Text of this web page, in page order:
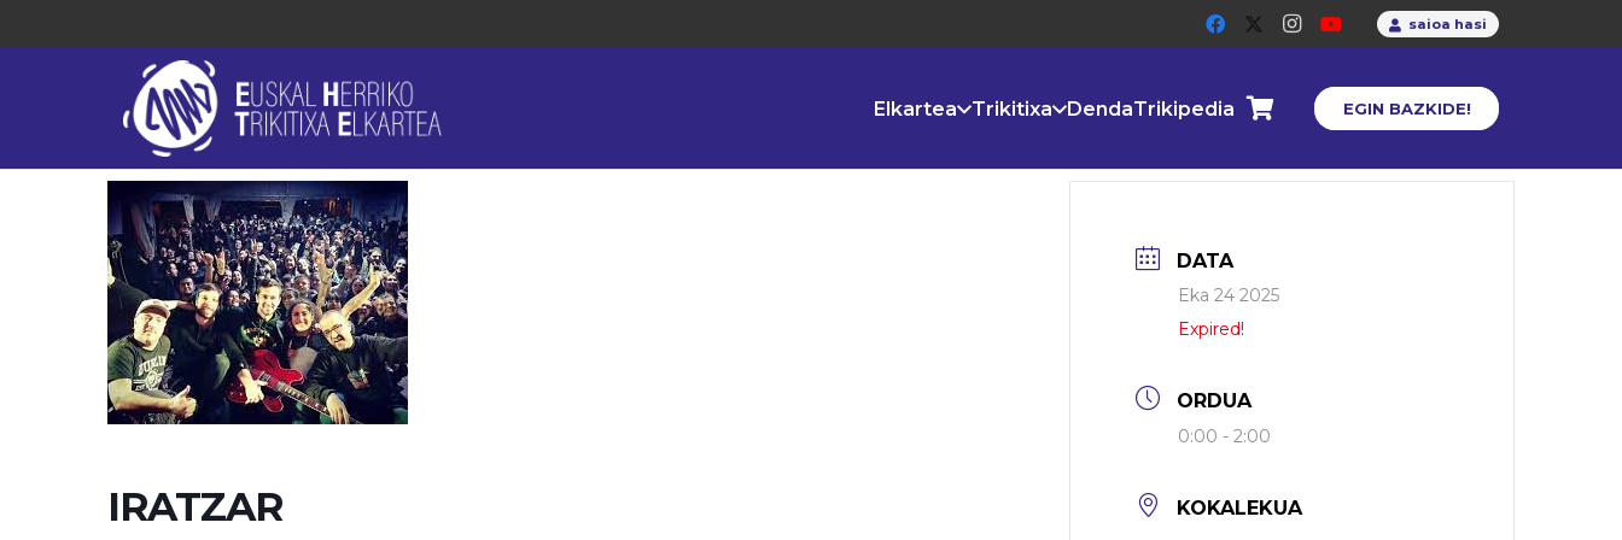
saioa hasi
Elkartea Trikitixa DendaTrikipedia EGIN BAZKIDE!
IRATZAR
DATA
Eka 24 2025
Expired!
ORDUA
0:00 - 2:00
KOKALEKUA